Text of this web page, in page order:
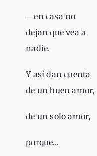
―en casa no
dejan que vea a
nadie.
Y así dan cuenta
de un buen amor,
de un solo amor,
porque...